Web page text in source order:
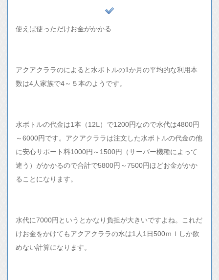
使えば使っただけお金がかかる
アクアクララのによると水ボトルの1か月の平均的な利用本
数は4人家族で4～５本のようです。
水ボトルの代金は1本（12Ⅼ）で1200円なので水代は4800円
～6000円です。アクアクララは注文した水ボトルの代金の他
に安心サポート料1000円～1500円（サーバー機種によって
違う）がかかるので合計で5800円～7500円ほどお金がかか
ることになります。
水代に7000円というとかなり負担が大きいですよね。これだ
けお金をかけてもアクアクララの水は1人1日500ｍｌしか飲
めない計算になります。